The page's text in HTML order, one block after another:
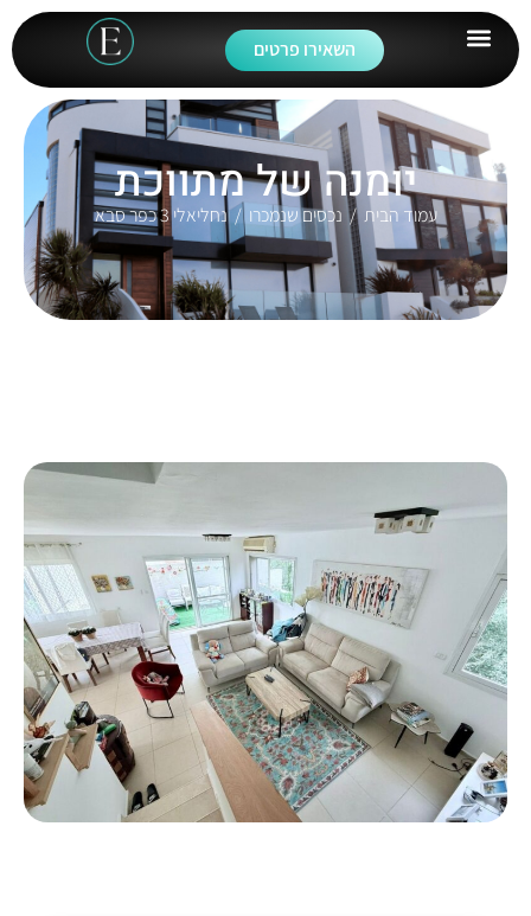
השאירו פרטים
יומנה של מתווכת
עמוד הבית/ נכסים שנמכרו/ נחליאלי 3 כפר סבא